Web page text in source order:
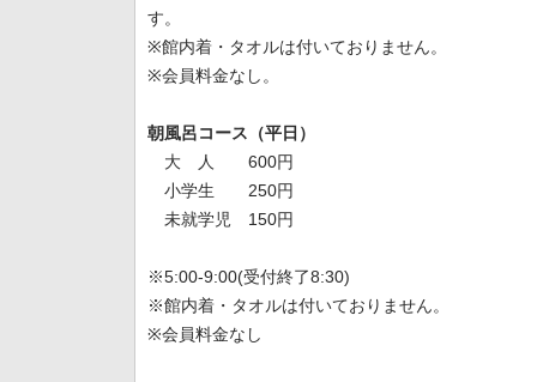
す。
※館内着・タオルは付いておりません。
※会員料金なし。
朝風呂コース（平日）
大 人 600円
小学生 250円
未就学児 150円
※5:00-9:00(受付終了8:30)
※館内着・タオルは付いておりません。
※会員料金なし